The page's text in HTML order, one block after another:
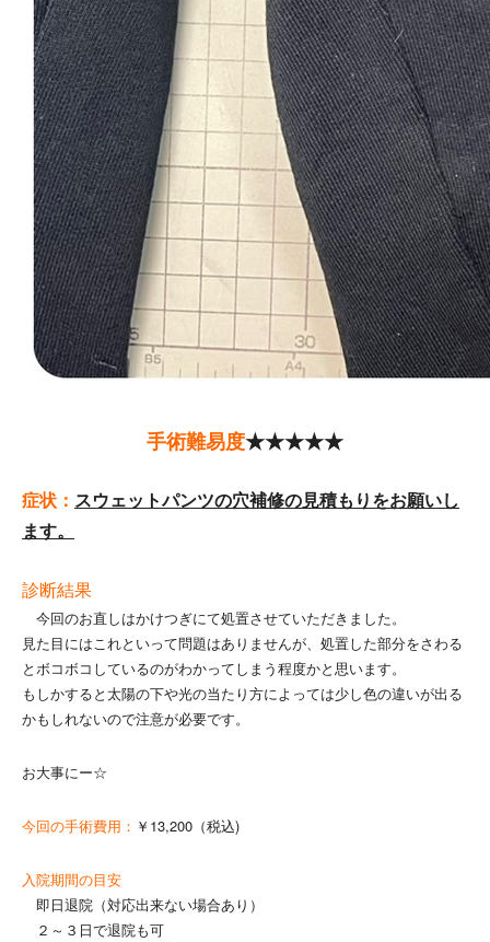
手術難易度★★★★★
症状： スウェットパンツの穴補修の見積もりをお願いし
ます。
診断結果
今回のお直しはかけつぎにて処置させていただきました。
見た目にはこれといって問題はありませんが、処置した部分をさわる
とボコボコしているのがわかってしまう程度かと思います。
もしかすると太陽の下や光の当たり方によっては少し色の違いが出る
かもしれないので注意が必要です。
お大事にー☆
今回の手術費用： ￥13,200（税込)
入院期間の目安
即日退院（対応出来ない場合あり）
２～３日で退院も可